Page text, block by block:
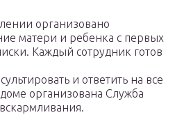
организовано
матери и ребенка с первых
Каждый сотрудник готов
и ответить на все
организована Служба